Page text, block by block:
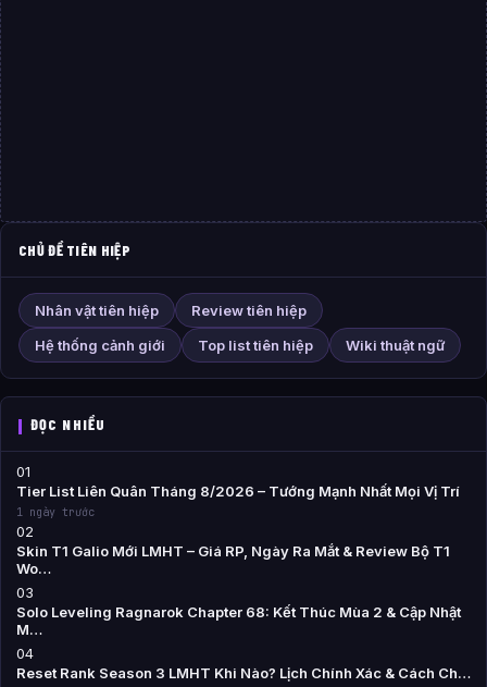
CHỦ ĐỀ TIÊN HIỆP
Nhân vật tiên hiệp
Review tiên hiệp
Hệ thống cảnh giới
Top list tiên hiệp Wiki thuật ngữ
ĐỌC NHIỀU
01
Tier List Liên Quân Tháng 8/2026 – Tướng Mạnh Nhất Mọi Vị Trí
1 ngày trước
02
Skin T1 Galio Mới LMHT – Giá RP, Ngày Ra Mắt & Review Bộ T1
Wo…
03
Solo Leveling Ragnarok Chapter 68: Kết Thúc Mùa 2 & Cập Nhật
M…
04
Reset Rank Season 3 LMHT Khi Nào? Lịch Chính Xác & Cách Ch…